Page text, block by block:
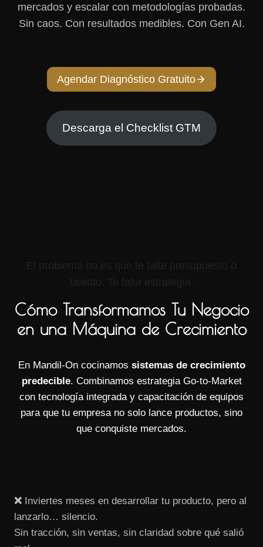
Spline]
mercados y escalar con metodologías probadas.
Sin caos. Con resultados medibles. Con Gen AI.
Agendar Diagnóstico Gratuito
Descarga el Checklist GTM
Cómo Transformamos Tu Negocio
en una Máquina de Crecimiento
En Mandil-On cocinamos sistemas de crecimiento
predecible. Combinamos estrategia Go-to-Market
con tecnología integrada y capacitación de equipos
para que tu empresa no solo lance productos, sino
que conquiste mercados.
❌ Inviertes meses en desarrollar tu producto, pero al
lanzarlo… silencio.
Sin tracción, sin ventas, sin claridad sobre qué salió